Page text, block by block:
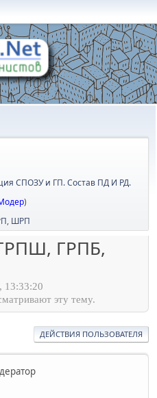
СПОЗУ и ГП. Состав ПД И РД.
)
ШРП
ГРПБ,
13:33:20
эту тему.
ДЕЙСТВИЯ ПОЛЬЗОВАТЕЛЯ